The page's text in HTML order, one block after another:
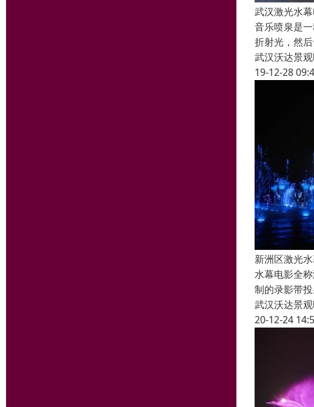
武汉激光水
音乐喷泉是
折射光，然
武汉沃达景
19-12-28
新洲区激光
水幕电影全
制的录影带
武汉沃达景
20-12-24